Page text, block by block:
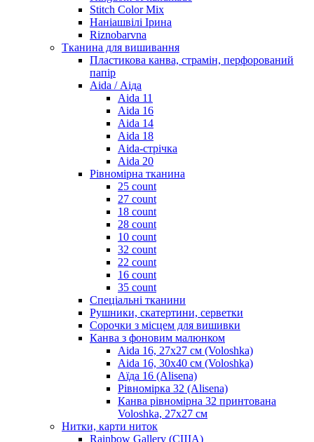
Stitch Color Mix
Наніашвілі Ірина
Riznobarvna
Тканина для вишивання
Пластикова канва, страмін, перфорований
папір
Aida / Аіда
Aida 11
Aida 16
Aida 14
Aida 18
Aida-стрічка
Aida 20
Рівномірна тканина
25 count
27 count
18 count
28 count
10 count
32 count
22 count
16 count
35 count
Спеціальні тканини
Рушники, скатертини, серветки
Сорочки з місцем для вишивки
Канва з фоновим малюнком
Aida 16, 27х27 см (Voloshka)
Aida 16, 30х40 см (Voloshka)
Аїда 16 (Alisena)
Рівномірка 32 (Alisena)
Канва рівномірна 32 принтована
Voloshka, 27х27 см
Нитки, карти ниток
Rainbow Gallery (США)